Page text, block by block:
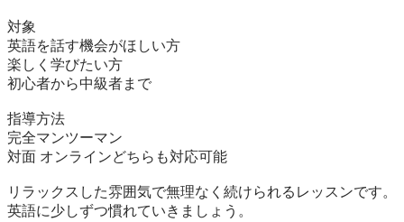
対象
英語を話す機会がほしい方
楽しく学びたい方
初心者から中級者まで
指導方法
完全マンツーマン
対面 オンラインどちらも対応可能
リラックスした雰囲気で無理なく続けられるレッスンです。
英語に少しずつ慣れていきましょう。